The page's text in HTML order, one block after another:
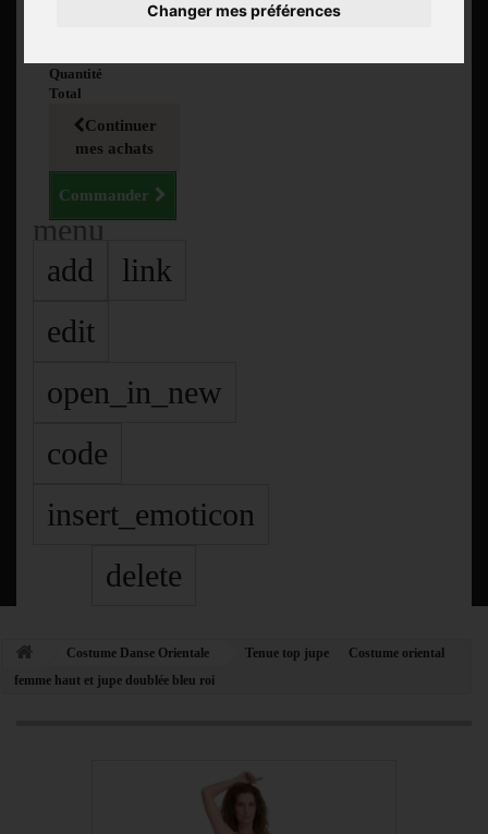
Changer mes préférences
Quantité
Total
Continuer
mes achats
Commander
menu
add
link
edit
open_in_new
code
insert_emoticon
delete
Costume Danse Orientale Tenue top jupe
Costume oriental
femme haut et jupe doublée bleu roi